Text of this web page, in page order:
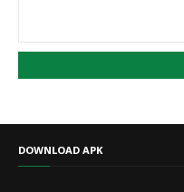
DOWNLOAD APK